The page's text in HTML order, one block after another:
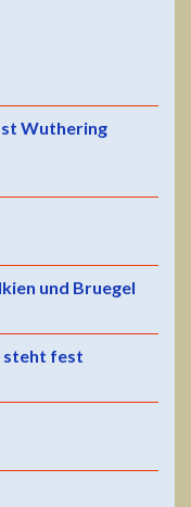
Wuthering
und Bruegel
steht fest